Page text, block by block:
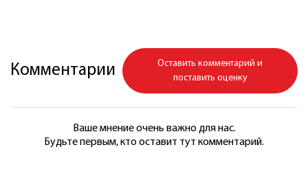
Комментарии
Оставить комментарий и
поставить оценку
Ваше мнение очень важно для нас.
Будьте первым, кто оставит тут комментарий.